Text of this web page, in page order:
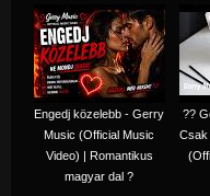
Engedj közelebb - Gerry
Music (Official Music
Video) | Romantikus
magyar dal ?
??
Csak